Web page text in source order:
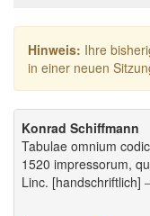
Hinweis: Ihre
in einer neuen
Konrad Schiffmann
Tabulae omnium
1520 impressorum,
Linc. [handschriftlich]